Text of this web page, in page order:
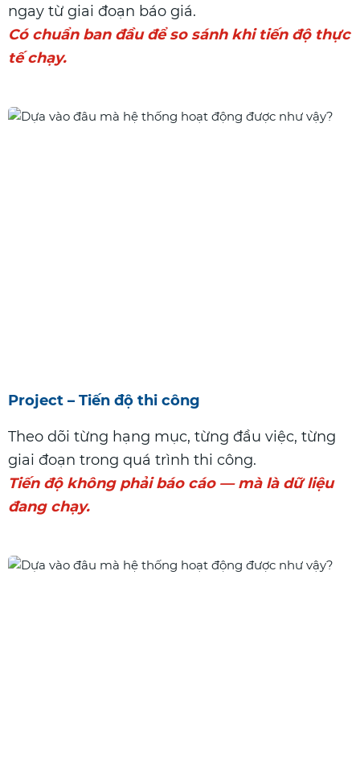
ngay từ giai đoạn báo giá.
Có chuẩn ban đầu để so sánh khi tiến độ thực
tế chạy.
Project – Tiến độ thi công
Theo dõi từng hạng mục, từng đầu việc, từng
giai đoạn trong quá trình thi công.
Tiến độ không phải báo cáo — mà là dữ liệu
đang chạy.